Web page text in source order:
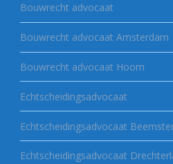
Bouwrecht advocaat
Bouwrecht advocaat Amsterdam
Bouwrecht advocaat Hoorn
Echtscheidingsadvocaat
Echtscheidingsadvocaat
Echtscheidingsadvocaat